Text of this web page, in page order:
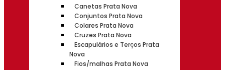
Canetas Prata Nova
Conjuntos Prata Nova
Colares Prata Nova
Cruzes Prata Nova
Escapulários e Terços Prata
Nova
Fios/malhas Prata Nova